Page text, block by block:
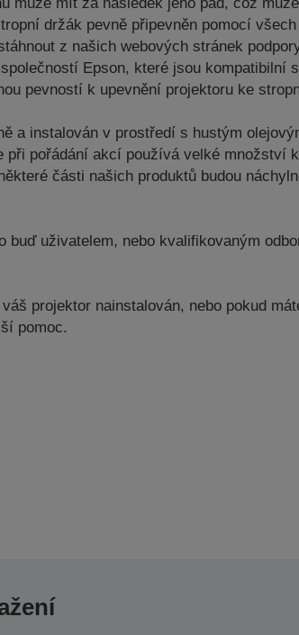
držák pevně připevněn pomocí
z našich webových stránek
Epson, které jsou kompatibilní
pevností k upevnění projektoru ke
a instalován v prostředí s hustým
pořádání akcí používá velké množství
části našich produktů budou
buď uživatelem, nebo kvalifikovaným
projektor nainstalován, nebo pokud
pomoc.